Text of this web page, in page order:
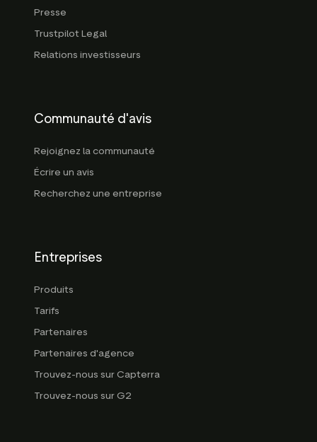
Presse
Trustpilot Legal
Relations investisseurs
Communauté d'avis
Rejoignez la communauté
Écrire un avis
Recherchez une entreprise
Entreprises
Produits
Tarifs
Partenaires
Partenaires d'agence
Trouvez-nous sur Capterra
Trouvez-nous sur G2